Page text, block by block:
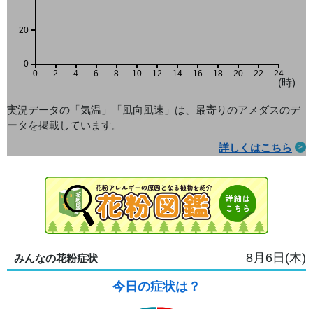
0 2 4 6 8 10 12 14 16 18 20 22 24
(時)
0
20
実況データの「気温」「風向風速」は、最寄りのアメダスのデ
ータを掲載しています。
詳しくはこちら
みんなの花粉症状 8月6日(木)
今日の症状は？